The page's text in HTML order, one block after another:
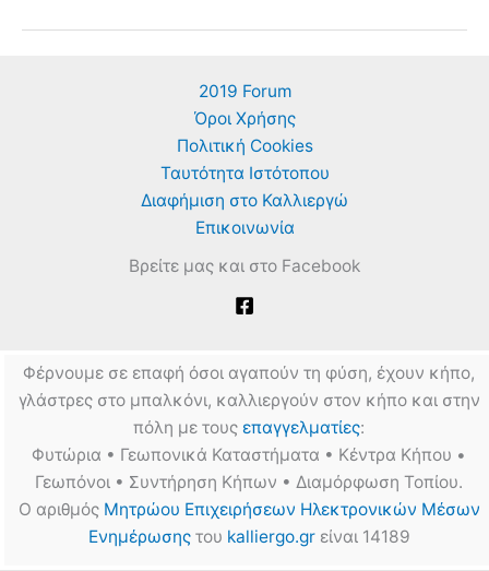
Οδηγίες
2019 Forum
Όροι Χρήσης
Πολιτική Cookies
Ταυτότητα Ιστότοπου
Διαφήμιση στο Καλλιεργώ
Επικοινωνία
Βρείτε μας και στο Facebook
Φέρνουμε σε επαφή όσοι αγαπούν τη φύση, έχουν κήπο,
γλάστρες στο μπαλκόνι, καλλιεργούν στον κήπο και στην
πόλη με τους επαγγελματίες:
Φυτώρια • Γεωπονικά Καταστήματα • Κέντρα Κήπου •
Γεωπόνοι • Συντήρηση Κήπων • Διαμόρφωση Τοπίου.
Ο αριθμός Μητρώου Επιχειρήσεων Ηλεκτρονικών Μέσων
Ενημέρωσηςτου kalliergo.grείναι 14189